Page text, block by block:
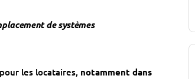
de systèmes
les locataires, notamment dans